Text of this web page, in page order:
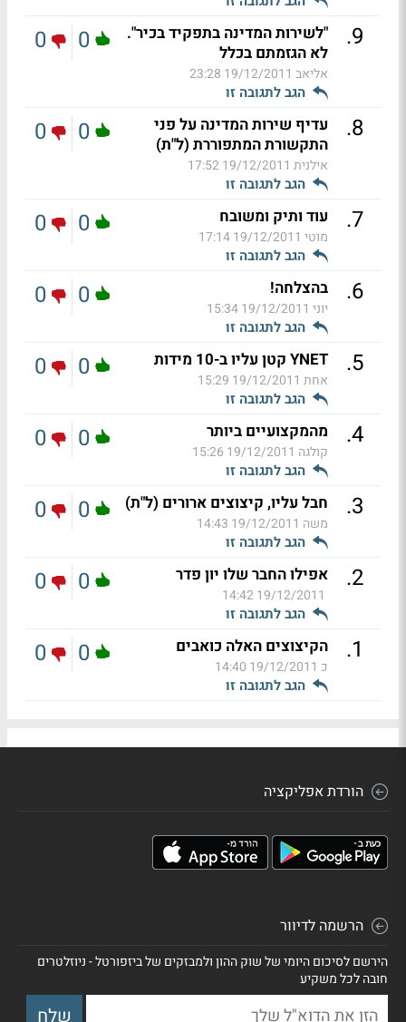
9
.
"לשירות המדינה בתפקיד בכיר".
לא הגזמתם בכלל
אליאב 19/12/2011 23:28
הגב לתגובה זו
0
0
8
.
עדיף שירות המדינה על פני
התקשורת המתפוררת (ל"ת)
אילנית 19/12/2011 17:52
הגב לתגובה זו
0
0
7
. עוד ותיק ומשובח
מוטי 19/12/2011 17:14
הגב לתגובה זו
0
0
6
. בהצלחה!
יוני 19/12/2011 15:34
הגב לתגובה זו
0
0
5
. YNET קטן עליו ב-10 מידות
אחת 19/12/2011 15:29
הגב לתגובה זו
0
0
4
. מהמקצועיים ביותר
קולגה 19/12/2011 15:26
הגב לתגובה זו
0
0
3
. חבל עליו, קיצוצים ארורים (ל"ת)
משה 19/12/2011 14:43
הגב לתגובה זו
0
0
2
. אפילו החבר שלו יון פדר
19/12/2011 14:42
הגב לתגובה זו
0
0
1
. הקיצוצים האלה כואבים
כ 19/12/2011 14:40
הגב לתגובה זו
0
0
הורדת אפליקציה
הרשמה לדיוור
הירשם לסיכום היומי של שוק ההון ולמבזקים של ביזפורטל - ניוזלטרים
חובה לכל משקיע